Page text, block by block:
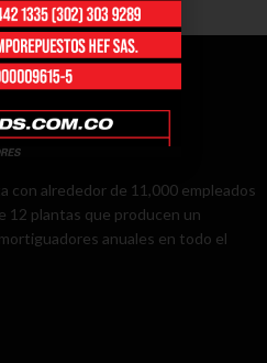
con alrededor de 11,000 empleados
12 plantas que producen un
anuales en todo el